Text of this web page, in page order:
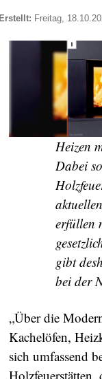
Freitag,
Heizen
Dabei
erfüllen
gibt
bei der
„Über die
Kachelöfen,
sich umfassend